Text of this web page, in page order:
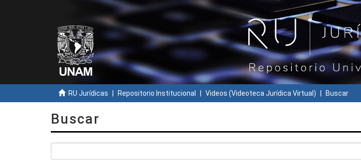
RU Jurídicas Repositorio Institucional Videos (Videoteca Jurídica Virtual) Buscar
Buscar